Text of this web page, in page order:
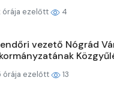
órája ezelőtt 4
vezető Nógrád
órája ezelőtt 13